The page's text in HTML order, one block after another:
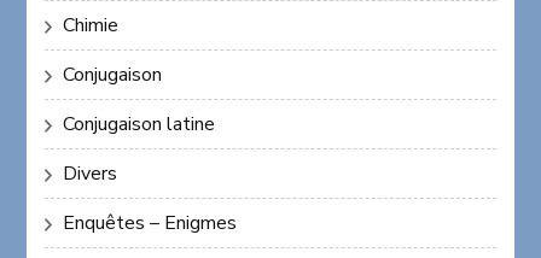
Chimie
Conjugaison
Conjugaison latine
Divers
Enquêtes – Enigmes